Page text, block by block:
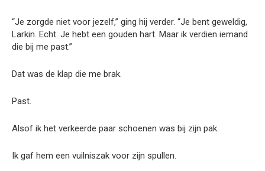
“Je zorgde niet voor jezelf,” ging hij verder. “Je bent geweldig,
Larkin. Echt. Je hebt een gouden hart. Maar ik verdien iemand
die bij me past.”
Dat was de klap die me brak.
Past.
Alsof ik het verkeerde paar schoenen was bij zijn pak.
Ik gaf hem een vuilniszak voor zijn spullen.